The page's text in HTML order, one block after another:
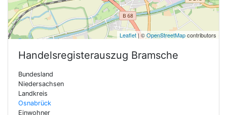
Leaflet| ©OpenStreetMapcontributors
Handelsregisterauszug Bramsche
Bundesland
Niedersachsen
Landkreis
Osnabrück
Einwohner